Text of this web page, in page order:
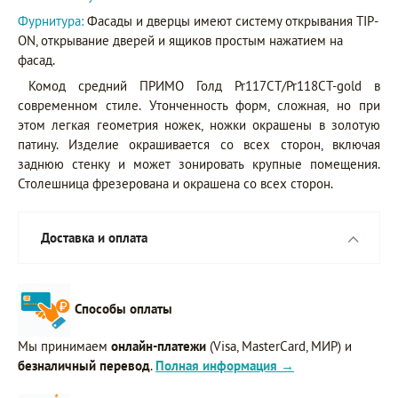
Фурнитура: Фасады и дверцы имеют систему открывания TIP-
ON, открывание дверей и ящиков простым нажатием на
фасад.
Комод средний ПРИМО Голд Pr117CT/Pr118CT-gold в
современном стиле. Утонченность форм, сложная, но при
этом легкая геометрия ножек, ножки окрашены в золотую
патину. Изделие окрашивается со всех сторон, включая
заднюю стенку и может зонировать крупные помещения.
Столешница фрезерована и окрашена со всех сторон.
Доставка и оплата
Способы оплаты
Мы принимаем онлайн-платежи (Visa, MasterCard, МИР) и
безналичный перевод. Полная информация →